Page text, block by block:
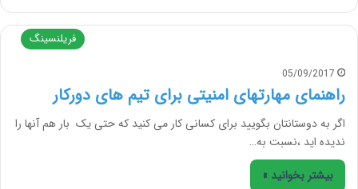
فریلنسینگ
05/09/2017
راهنمای مهارتهای امنیتی برای تیم های دورکار
اگر به دوستانتان بگویید برای کسانی کار می کنید که حتی یک بار هم آنها را
ندیده اید ،نسبت به…
بیشتر بخوانید »